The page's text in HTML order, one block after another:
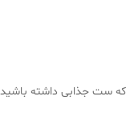
که ست جذابی داشته